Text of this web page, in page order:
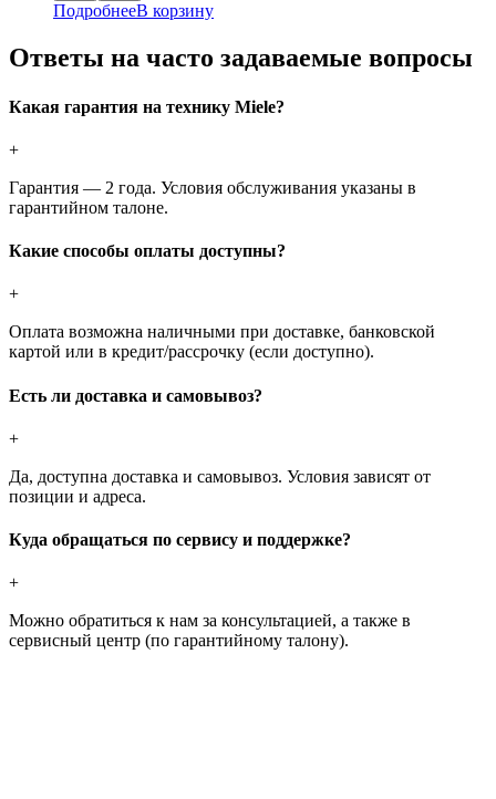
ПодробнееВ корзину
Ответы на часто задаваемые вопросы
Какая гарантия на технику Miele?
+
Гарантия — 2 года. Условия обслуживания указаны в
гарантийном талоне.
Какие способы оплаты доступны?
+
Оплата возможна наличными при доставке, банковской
картой или в кредит/рассрочку (если доступно).
Есть ли доставка и самовывоз?
+
Да, доступна доставка и самовывоз. Условия зависят от
позиции и адреса.
Куда обращаться по сервису и поддержке?
+
Можно обратиться к нам за консультацией, а также в
сервисный центр (по гарантийному талону).